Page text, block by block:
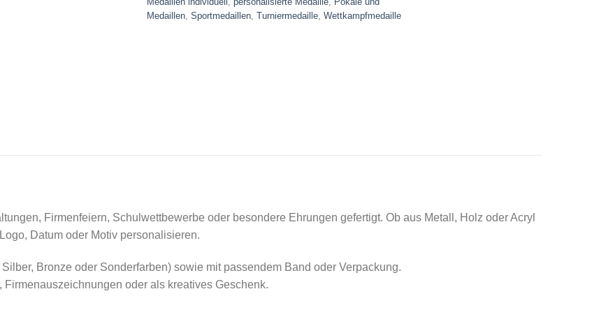
Medaillen Sportmedaillen Turniermedaille Wettkampfmedaille
Firmenfeiern, Schulwettbewerbe oder besondere Ehrungen gefertigt. Ob aus Metall, Holz oder Acryl
Datum oder Motiv personalisieren.
Bronze oder Sonderfarben) sowie mit passendem Band oder Verpackung.
oder als kreatives Geschenk.